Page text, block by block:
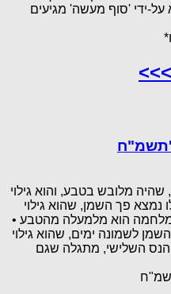
על-ידי 'סוף מעשה' מגיעים
שהיה מלובש בטבע, והוא גילוי
נמצא פך השמן, שהוא גילוי
הוא מלמעלה מהטבע •
לשמונה ימים, שהוא גילוי
הנס השלישי, מתגלה שגם